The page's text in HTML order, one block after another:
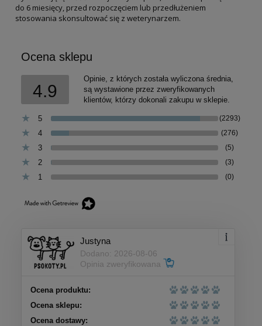
do 6 miesięcy, przed rozpoczęciem lub przedłużeniem
stosowania skonsultować się z weterynarzem.
Ocena sklepu
4.9
Opinie, z których została wyliczona średnia,
są wystawione przez zweryfikowanych
klientów, którzy dokonali zakupu w sklepie.
5 (2293)
4 (276)
3 (5)
2 (3)
1 (0)
Justyna
Dodano: 2026-08-06
Opinia zweryfikowana
Ocena produktu:
Ocena sklepu:
Ocena dostawy: